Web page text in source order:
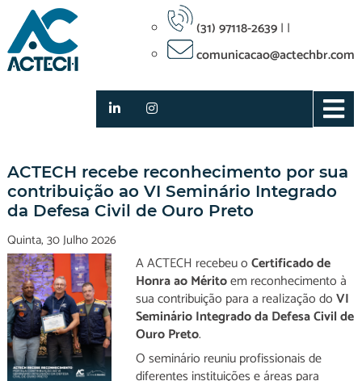
(31) 97118-2639| |
comunicacao@actechbr.com
ACTECH recebe reconhecimento por sua
contribuição ao VI Seminário Integrado
da Defesa Civil de Ouro Preto
Quinta, 30 Julho 2026
A ACTECH recebeu oCertificado de
Honra ao Méritoem reconhecimento à
sua contribuição para a realização doVI
Seminário Integrado da Defesa Civil de
Ouro Preto.
O seminário reuniu profissionais de
diferentes instituições e áreas para